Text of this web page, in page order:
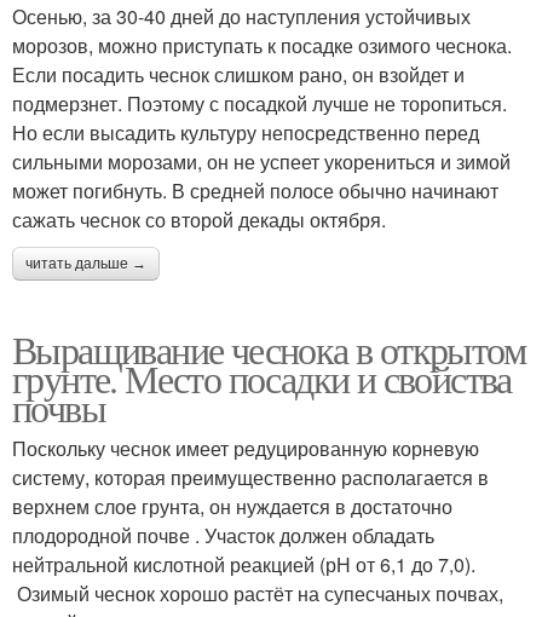
Осенью, за 30-40 дней до наступления устойчивых
морозов, можно приступать к посадке озимого чеснока.
Если посадить чеснок слишком рано, он взойдет и
подмерзнет. Поэтому с посадкой лучше не торопиться.
Но если высадить культуру непосредственно перед
сильными морозами, он не успеет укорениться и зимой
может погибнуть. В средней полосе обычно начинают
сажать чеснок со второй декады октября.
читать дальше →
Выращивание чеснока в открытом
грунте. Место посадки и свойства
почвы
Поскольку чеснок имеет редуцированную корневую
систему, которая преимущественно располагается в
верхнем слое грунта, он нуждается в достаточно
плодородной почве . Участок должен обладать
нейтральной кислотной реакцией (рН от 6,1 до 7,0).
Озимый чеснок хорошо растёт на супесчаных почвах,